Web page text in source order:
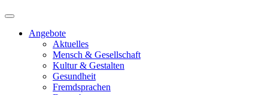
Angebote
Aktuelles
Mensch & Gesellschaft
Kultur & Gestalten
Gesundheit
Fremdsprachen